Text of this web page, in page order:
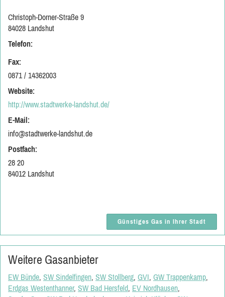
Christoph-Dorner-Straße 9
84028 Landshut
Telefon:
Fax:
0871 / 14362003
Website:
http://www.stadtwerke-landshut.de/
E-Mail:
info@stadtwerke-landshut.de
Postfach:
28 20
84012 Landshut
Günstiges Gas in Ihrer Stadt
Weitere Gasanbieter
EW Bünde, SW Sindelfingen, SW Stollberg, GVI, GW Trappenkamp,
Erdgas Westenthanner, SW Bad Hersfeld, EV Nordhausen,